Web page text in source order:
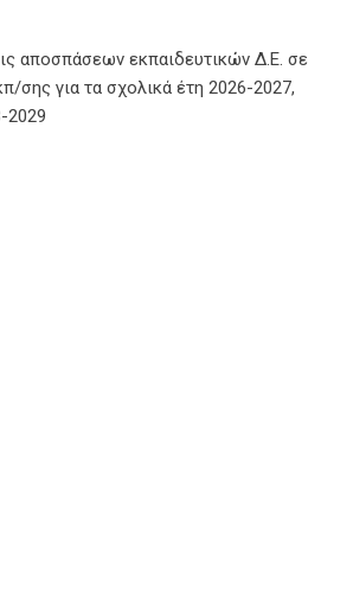
αποσπάσεων εκπαιδευτικών Δ.Ε. σε
σης για τα σχολικά έτη 2026-2027,
2029